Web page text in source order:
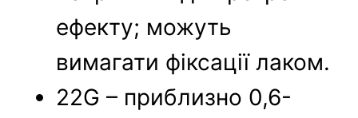
ефекту; можуть
вимагати фіксації лаком.
22G – приблизно 0,6-